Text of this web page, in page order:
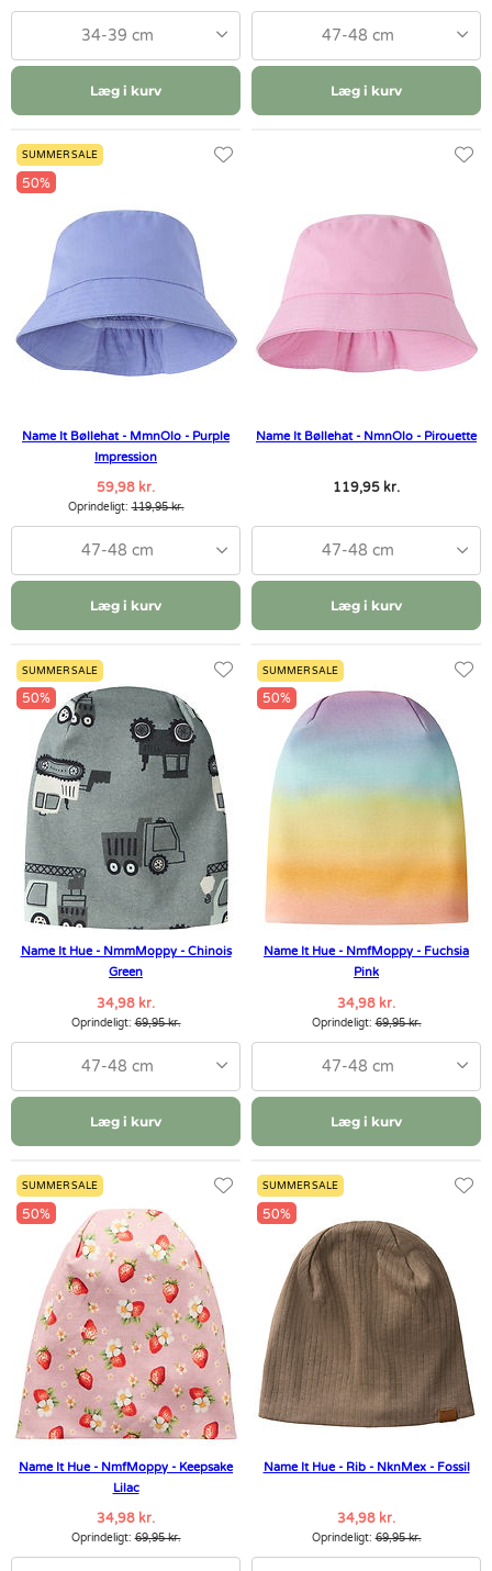
34-39 cm
Læg i kurv
47-48 cm
Læg i kurv
SUMMER SALE
50%
Name It Bøllehat - MmnOlo - Purple
Impression
59,98 kr.
Oprindeligt:119,95 kr.
47-48 cm
Læg i kurv
Name It Bøllehat - NmnOlo - Pirouette
119,95 kr.
47-48 cm
Læg i kurv
SUMMER SALE
50%
Name It Hue - NmmMoppy - Chinois
Green
34,98 kr.
Oprindeligt:69,95 kr.
47-48 cm
Læg i kurv
SUMMER SALE
50%
Name It Hue - NmfMoppy - Fuchsia
Pink
34,98 kr.
Oprindeligt:69,95 kr.
47-48 cm
Læg i kurv
SUMMER SALE
50%
Name It Hue - NmfMoppy - Keepsake
Lilac
34,98 kr.
Oprindeligt:69,95 kr.
SUMMER SALE
50%
Name It Hue - Rib - NknMex - Fossil
34,98 kr.
Oprindeligt:69,95 kr.